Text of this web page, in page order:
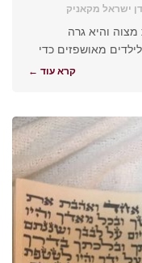
ישראל מקאניק
והיא גרה
מאושפזים כדי
קרא עוד ←